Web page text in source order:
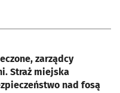
zarządcy
Straż miejska
nad fosą